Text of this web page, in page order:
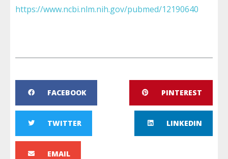
https://www.ncbi.nlm.nih.gov/pubmed/12190640
FACEBOOK PINTEREST
TWITTER LINKEDIN
EMAIL